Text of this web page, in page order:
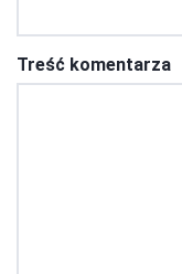
Treść komentarza